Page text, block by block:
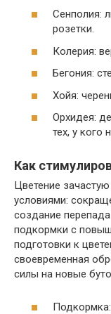
Сенполия:
розетки.
Колерия:
Бегония:
Хойя:
Орхидея:
тех, у кого
Как
Цветение
условиями:
создание
подкормки с
подготовки к
своевременная
силы на новые